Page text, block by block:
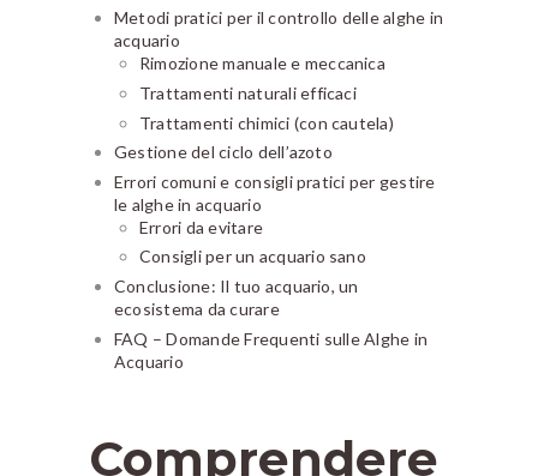
Metodi pratici per il controllo delle alghe in
acquario
Rimozione manuale e meccanica
Trattamenti naturali efficaci
Trattamenti chimici (con cautela)
Gestione del ciclo dell’azoto
Errori comuni e consigli pratici per gestire
le alghe in acquario
Errori da evitare
Consigli per un acquario sano
Conclusione: Il tuo acquario, un
ecosistema da curare
FAQ – Domande Frequenti sulle Alghe in
Acquario
Comprendere